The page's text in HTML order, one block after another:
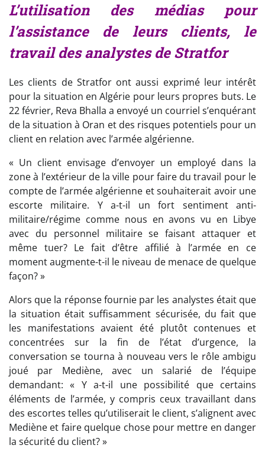
L’utilisation des médias pour
l’assistance de leurs clients, le
travail des analystes de Stratfor
Les clients de Stratfor ont aussi exprimé leur intérêt
pour la situation en Algérie pour leurs propres buts. Le
22 février, Reva Bhalla a envoyé un courriel s’enquérant
de la situation à Oran et des risques potentiels pour un
client en relation avec l’armée algérienne.
« Un client envisage d’envoyer un employé dans la
zone à l’extérieur de la ville pour faire du travail pour le
compte de l’armée algérienne et souhaiterait avoir une
escorte militaire. Y a-t-il un fort sentiment anti-
militaire/régime comme nous en avons vu en Libye
avec du personnel militaire se faisant attaquer et
même tuer? Le fait d’être affilié à l’armée en ce
moment augmente-t-il le niveau de menace de quelque
façon? »
Alors que la réponse fournie par les analystes était que
la situation était suffisamment sécurisée, du fait que
les manifestations avaient été plutôt contenues et
concentrées sur la fin de l’état d’urgence, la
conversation se tourna à nouveau vers le rôle ambigu
joué par Mediène, avec un salarié de l’équipe
demandant: « Y a-t-il une possibilité que certains
éléments de l’armée, y compris ceux travaillant dans
des escortes telles qu’utiliserait le client, s’alignent avec
Mediène et faire quelque chose pour mettre en danger
la sécurité du client? »